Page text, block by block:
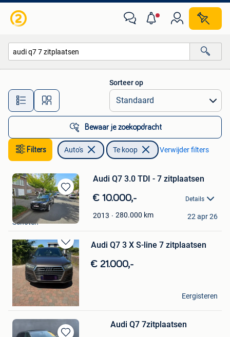
Alle afstanden…
Sorteer op
Bewaar je zoekopdracht
Filters Auto's Te koop Verwijder filters
Bewaren
in
Mijn
Favorieten
Audi Q7 3.0 TDI - 7 zitplaatsen
€ 10.000,- Details
2013 280.000 km
SC
Schoten
22 apr 26
Bewaren
in
Mijn
Favorieten
Audi Q7 3 X S-line 7 zitplaatsen
€ 21.000,-
ibo
Kasterlee
Eergisteren
Audi Q7 7zitplaatsen